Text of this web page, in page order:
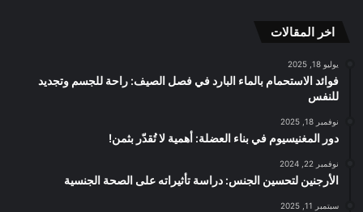
اخر المقالات
يوليو 18, 2025
فوائد الاستحمام بالماء البارد في فصل الصيف: راحة للجسم وتجديد
للنفس
نوفمبر 18, 2025
دور المغنيسيوم في بناء العضلة: أهمية لا تُقدّر بثمن!
نوفمبر 22, 2024
الأرجنين لتحسين الجنس: دراسة تأثيراته على الصحة الجنسية
سبتمبر 11, 2025